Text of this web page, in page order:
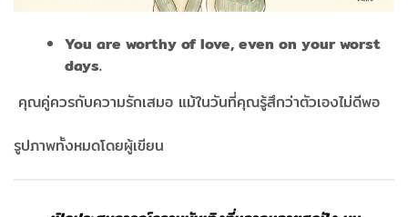
You are worthy of love, even on your worst
days.
คุณคู่ควรกับความรักเสมอ แม้ในวันที่คุณรู้สึกว่าตัวเองไม่ดีพอ
รูปภาพทั้งหมดโดยผู้เขียน